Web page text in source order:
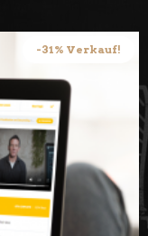
-31% Verkauf!